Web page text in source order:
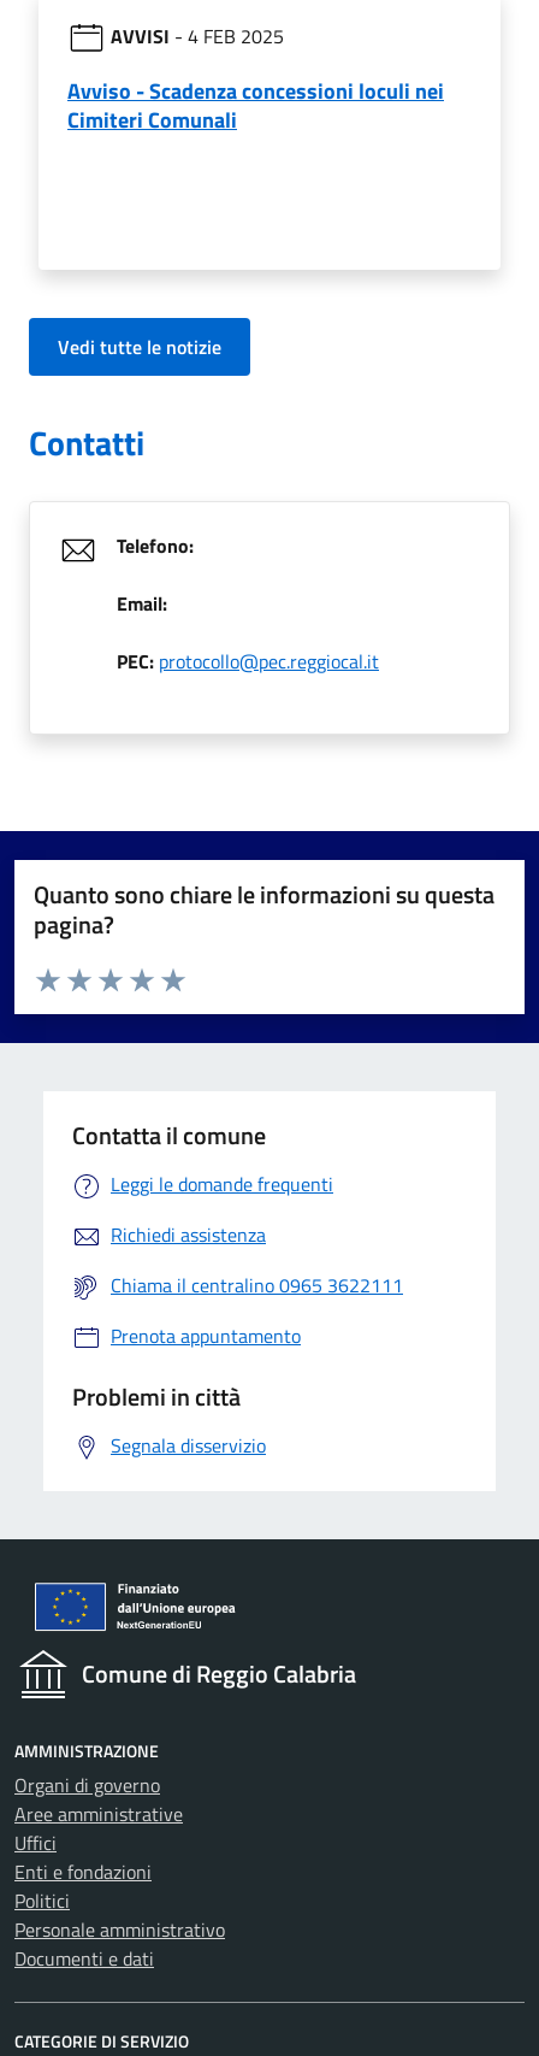
AVVISI - 4 FEB 2025
Avviso - Scadenza concessioni loculi nei
Cimiteri Comunali
Vedi tutte le notizie
Contatti
Telefono:
Email:
PEC: protocollo@pec.reggiocal.it
Quanto sono chiare le informazioni su questa
pagina?
Valuta da 1 a 5 stelle la pagina
Valuta 5 stelle su 5
Valuta 4 stelle su 5
Valuta 3 stelle su 5
Valuta 2 stelle su 5
Valuta 1 stelle su 5
Contatta il comune
Leggi le domande frequenti
Richiedi assistenza
Chiama il centralino 0965 3622111
Prenota appuntamento
Problemi in città
Segnala disservizio
Comune di Reggio Calabria
AMMINISTRAZIONE
Organi di governo
Aree amministrative
Uffici
Enti e fondazioni
Politici
Personale amministrativo
Documenti e dati
CATEGORIE DI SERVIZIO